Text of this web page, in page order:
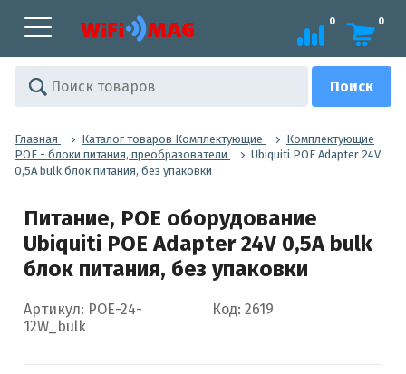
0 0
Главная Каталог товаров Комплектующие
Комплектующие
POE - блоки питания, преобразователи
Ubiquiti POE Adapter 24V
0,5A bulk блок питания, без упаковки
Питание, POE оборудование
Ubiquiti POE Adapter 24V 0,5A bulk
блок питания, без упаковки
Артикул: POE-24-
12W_bulk
Код: 2619